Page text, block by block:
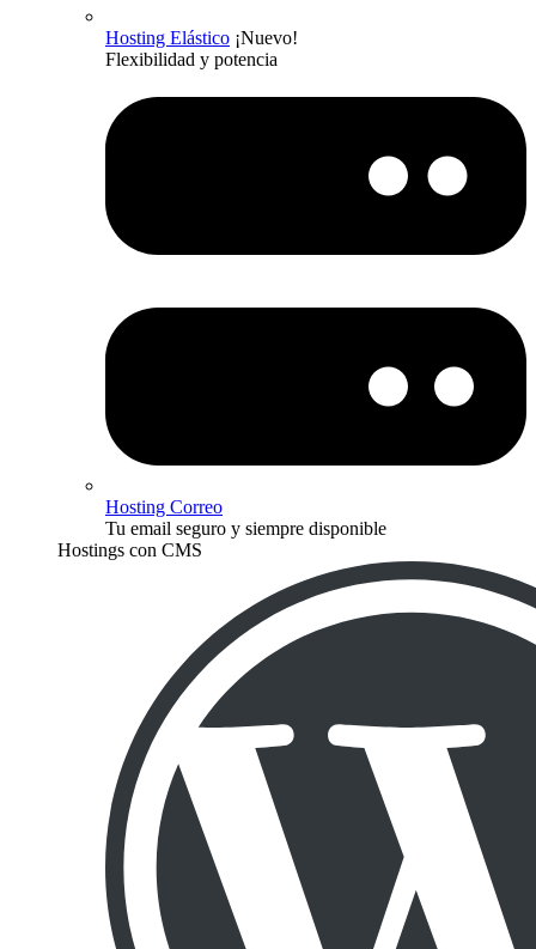
Hosting Elástico ¡Nuevo!
Flexibilidad y potencia
Hosting Correo
Tu email seguro y siempre disponible
Hostings con CMS